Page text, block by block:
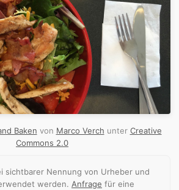
Baken von Marco Verch unter Creative
Commons 2.0
sichtbarer Nennung von Urheber und
werden. Anfrage für eine